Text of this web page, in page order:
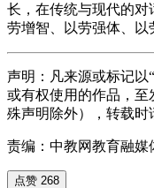
长，在传统与现代的对
劳增智、以劳强体、以
声明：凡来源或标记以
或有权使用的作品，
殊声明除外），转载时
责编：中教网教育融媒
点赞 268